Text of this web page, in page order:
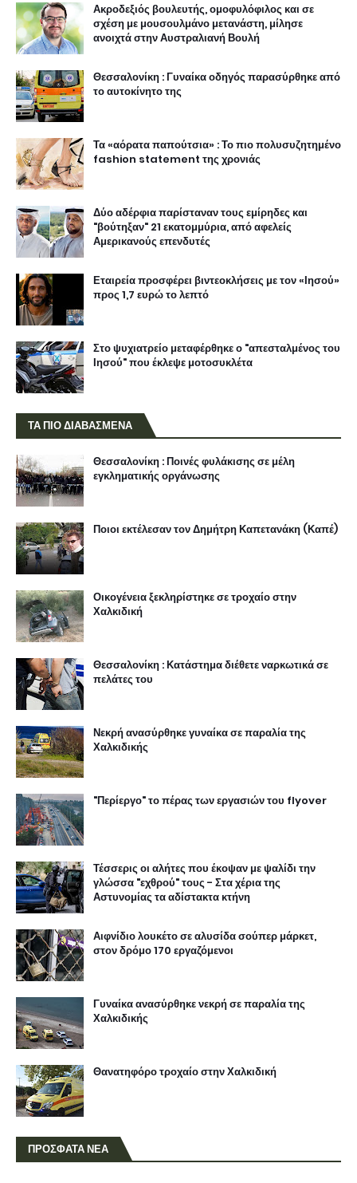
Ακροδεξιός βουλευτής, ομοφυλόφιλος και σε
σχέση με μουσουλμάνο μετανάστη, μίλησε
ανοιχτά στην Αυστραλιανή Βουλή
Θεσσαλονίκη : Γυναίκα οδηγός παρασύρθηκε από
το αυτοκίνητο της
Τα «αόρατα παπούτσια» : Το πιο πολυσυζητημένο
fashion statement της χρονιάς
Δύο αδέρφια παρίσταναν τους εμίρηδες και
"βούτηξαν" 21 εκατομμύρια, από αφελείς
Αμερικανούς επενδυτές
Εταιρεία προσφέρει βιντεοκλήσεις με τον «Ιησού»
προς 1,7 ευρώ το λεπτό
Στο ψυχιατρείο μεταφέρθηκε ο "απεσταλμένος του
Ιησού" που έκλεψε μοτοσυκλέτα
ΤΑ ΠΙΟ ΔΙΑΒΑΣΜΕΝΑ
Θεσσαλονίκη : Ποινές φυλάκισης σε μέλη
εγκληματικής οργάνωσης
Ποιοι εκτέλεσαν τον Δημήτρη Καπετανάκη (Καπέ)
Οικογένεια ξεκληρίστηκε σε τροχαίο στην
Χαλκιδική
Θεσσαλονίκη : Κατάστημα διέθετε ναρκωτικά σε
πελάτες του
Νεκρή ανασύρθηκε γυναίκα σε παραλία της
Χαλκιδικής
"Περίεργο" το πέρας των εργασιών του flyover
Τέσσερις οι αλήτες που έκοψαν με ψαλίδι την
γλώσσα "εχθρού" τους - Στα χέρια της
Αστυνομίας τα αδίστακτα κτήνη
Αιφνίδιο λουκέτο σε αλυσίδα σούπερ μάρκετ,
στον δρόμο 170 εργαζόμενοι
Γυναίκα ανασύρθηκε νεκρή σε παραλία της
Χαλκιδικής
Θανατηφόρο τροχαίο στην Χαλκιδική
ΠΡΟΣΦΑΤΑ ΝΕΑ